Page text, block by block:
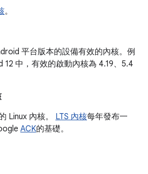
。
平台版本的設備有效的內核。例
12 中，有效的啟動內核為 4.19、5.4
Linux 內核。 LTS 內核每年發布一
ACK的基礎。